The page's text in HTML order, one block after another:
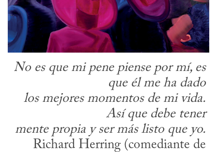
No es que mi pene piense por mí, es
que él me ha dado
los mejores momentos de mi vida.
Así que debe tener
mente propia y ser más listo que yo.
Richard Herring (comediante de